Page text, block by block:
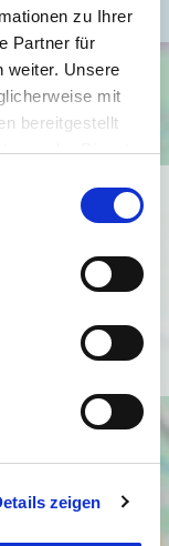
zu Ihrer
Partner für
weiter. Unsere
mit
bereitgestellt
der Dienste
zeigen
von Google